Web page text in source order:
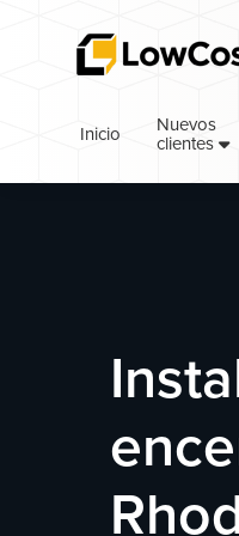
contenido
Inicio
Nuevos
clientes